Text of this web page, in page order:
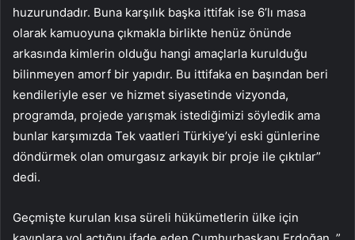
huzurundadır. Buna karşılık başka ittifak ise 6’lı masa
olarak kamuoyuna çıkmakla birlikte henüz önünde
arkasında kimlerin olduğu hangi amaçlarla kurulduğu
bilinmeyen amorf bir yapıdır. Bu ittifaka en başından beri
kendileriyle eser ve hizmet siyasetinde vizyonda,
programda, projede yarışmak istediğimizi söyledik ama
bunlar karşımızda Tek vaatleri Türkiye’yi eski günlerine
döndürmek olan omurgasız arkayık bir proje ile çıktılar”
dedi.
Geçmişte kurulan kısa süreli hükümetlerin ülke için